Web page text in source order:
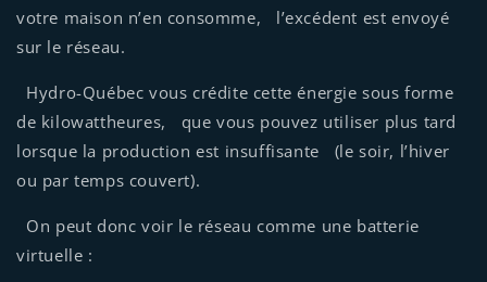
votre maison n’en consomme, l’excédent est envoyé
sur le réseau.
Hydro-Québec vous crédite cette énergie sous forme
de kilowattheures, que vous pouvez utiliser plus tard
lorsque la production est insuffisante (le soir, l’hiver
ou par temps couvert).
On peut donc voir le réseau comme une batterie
virtuelle :